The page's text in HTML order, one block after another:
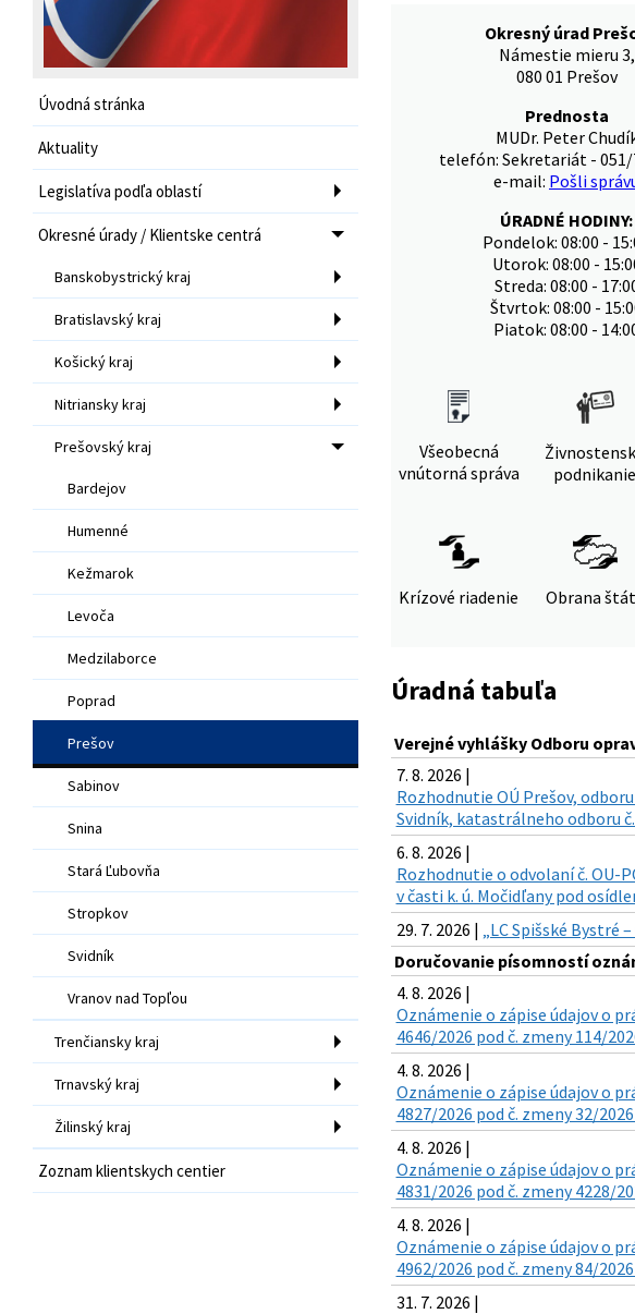
Úvodná stránka
Aktuality
Legislatíva podľa oblastí
Okresné úrady / Klientske centrá
Banskobystrický kraj
Bratislavský kraj
Košický kraj
Nitriansky kraj
Prešovský kraj
Bardejov
Humenné
Kežmarok
Levoča
Medzilaborce
Poprad
Prešov
Sabinov
Snina
Stará Ľubovňa
Stropkov
Svidník
Vranov nad Topľou
Trenčiansky kraj
Trnavský kraj
Žilinský kraj
Zoznam klientskych centier
Okresný úrad
Námestie mieru 3,
080 01 Prešov
Prednosta
MUDr. Peter
telefón: Sekretariát - 051/
e-mail: Pošli
ÚRADNÉ HODINY:
Pondelok: 08:00 -
Utorok: 08:00 -
Streda: 08:00 -
Štvrtok: 08:00 -
Piatok: 08:00 -
Všeobecná
vnútorná správa
podnikanie
Krízové riadenie Obrana
Úradná tabuľa
Verejné vyhlášky Odboru
7. 8. 2026 |
Rozhodnutie OÚ Prešov,
Svidník, katastrálneho odboru č.
6. 8. 2026 |
Rozhodnutie o odvolaní č. OU-
v časti k. ú. Močidľany pod
29. 7. 2026 | „LC Spišské Bystré
Doručovanie písomností
4. 8. 2026 |
Oznámenie o zápise údajov o
4646/2026 pod č. zmeny 114/
4. 8. 2026 |
Oznámenie o zápise údajov o
4827/2026 pod č. zmeny 32/
4. 8. 2026 |
Oznámenie o zápise údajov o
4831/2026 pod č. zmeny 4228/
4. 8. 2026 |
Oznámenie o zápise údajov o
4962/2026 pod č. zmeny 84/
31. 7. 2026 |